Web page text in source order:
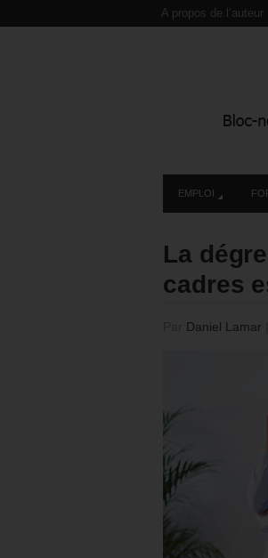
A propos de l’auteur
EMPLOI
La
cadres
Daniel Lamar